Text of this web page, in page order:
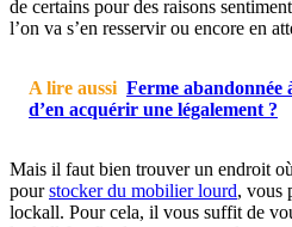
de certains pour des raisons
l’on va s’en resservir ou encore en
A lire aussi Ferme abandonnée
d’en acquérir une légalement ?
Mais il faut bien trouver un endroit
pourstocker du mobilier lourd, vous
lockall. Pour cela, il vous suffit de